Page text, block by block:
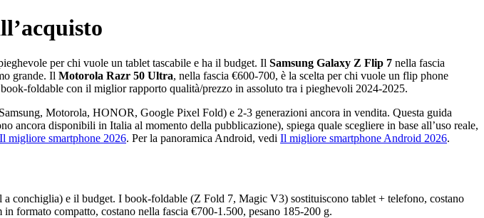
per chi vuole un tablet tascabile e ha il budget. Il Samsung Galaxy Z Flip 7 nella fascia
grande. Il Motorola Razr 50 Ultra, nella fascia €600-700, è la scelta per chi vuole un flip phone
foldable con il miglior rapporto qualità/prezzo in assoluto tra i pieghevoli 2024-2025.
Motorola, HONOR, Google Pixel Fold) e 2-3 generazioni ancora in vendita. Questa guida
disponibili in Italia al momento della pubblicazione), spiega quale scegliere in base all’uso reale,
Il migliore smartphone 2026. Per la panoramica Android, vedi Il migliore smartphone Android 2026.
conchiglia) e il budget. I book-foldable (Z Fold 7, Magic V3) sostituiscono tablet + telefono, costano
formato compatto, costano nella fascia €700-1.500, pesano 185-200 g.